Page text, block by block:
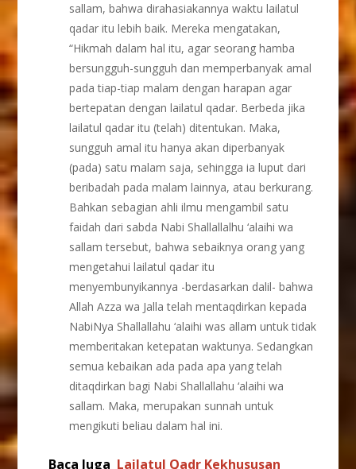
sallam, bahwa dirahasiakannya waktu lailatul
qadar itu lebih baik. Mereka mengatakan,
“Hikmah dalam hal itu, agar seorang hamba
bersungguh-sungguh dan memperbanyak amal
pada tiap-tiap malam dengan harapan agar
bertepatan dengan lailatul qadar. Berbeda jika
lailatul qadar itu (telah) ditentukan. Maka,
sungguh amal itu hanya akan diperbanyak
(pada) satu malam saja, sehingga ia luput dari
beribadah pada malam lainnya, atau berkurang.
Bahkan sebagian ahli ilmu mengambil satu
faidah dari sabda Nabi Shallallalhu ‘alaihi wa
sallam tersebut, bahwa sebaiknya orang yang
mengetahui lailatul qadar itu
menyembunyikannya -berdasarkan dalil- bahwa
Allah Azza wa Jalla telah mentaqdirkan kepada
NabiNya Shallallahu ‘alaihi was allam untuk tidak
memberitakan ketepatan waktunya. Sedangkan
semua kebaikan ada pada apa yang telah
ditaqdirkan bagi Nabi Shallallahu ‘alaihi wa
sallam. Maka, merupakan sunnah untuk
mengikuti beliau dalam hal ini.
Baca Juga Lailatul Qadr Kekhususan